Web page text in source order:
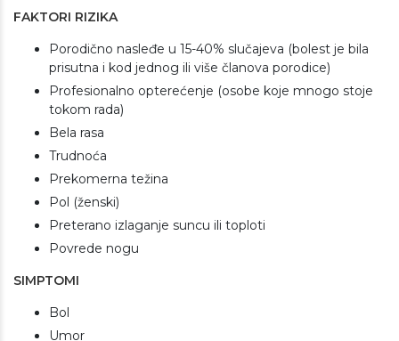
FAKTORI RIZIKA
Porodično nasleđe u 15-40% slučajeva (bolest je bila
prisutna i kod jednog ili više članova porodice)
Profesionalno opterećenje (osobe koje mnogo stoje
tokom rada)
Bela rasa
Trudnoća
Prekomerna težina
Pol (ženski)
Preterano izlaganje suncu ili toploti
Povrede nogu
SIMPTOMI
Bol
Umor